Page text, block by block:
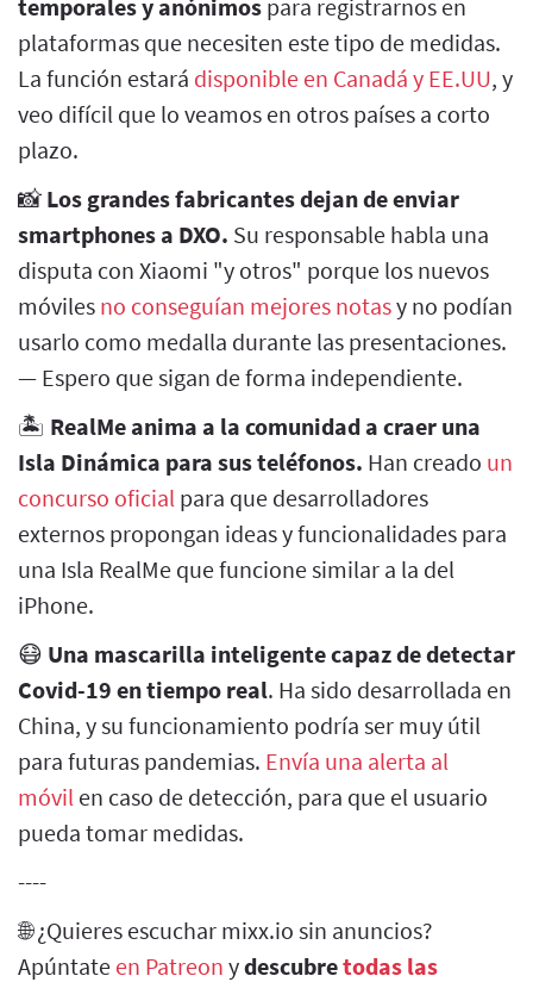
temporales y anónimos para registrarnos en
plataformas que necesiten este tipo de medidas.
La función estará disponible en Canadá y EE.UU, y
veo difícil que lo veamos en otros países a corto
plazo.
📸 Los grandes fabricantes dejan de enviar
smartphones a DXO. Su responsable habla una
disputa con Xiaomi "y otros" porque los nuevos
móviles no conseguían mejores notasy no podían
usarlo como medalla durante las presentaciones.
— Espero que sigan de forma independiente.
🏝️ RealMe anima a la comunidad a craer una
Isla Dinámica para sus teléfonos. Han creado un
concurso oficial para que desarrolladores
externos propongan ideas y funcionalidades para
una Isla RealMe que funcione similar a la del
iPhone.
😷 Una mascarilla inteligente capaz de detectar
Covid-19 en tiempo real. Ha sido desarrollada en
China, y su funcionamiento podría ser muy útil
para futuras pandemias. Envía una alerta al
móvil en caso de detección, para que el usuario
pueda tomar medidas.
----
🌐 ¿Quieres escuchar mixx.io sin anuncios?
Apúntate en Patreon ydescubretodas las